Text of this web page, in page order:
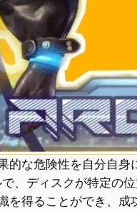
的な危険性を自分自
、ディスクが特定の
を得ることができ、